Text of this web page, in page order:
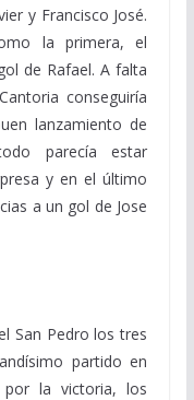
y Francisco José.
la primera, el
de Rafael. A falta
conseguiría
lanzamiento de
parecía estar
y en el último
a un gol de Jose
San Pedro los tres
partido en
por la victoria, los